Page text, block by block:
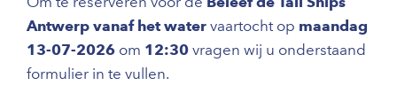
Antwerp vanaf het water vaartocht op maandag
13-07-2026 om 12:30 vragen wij u onderstaand
formulier in te vullen.